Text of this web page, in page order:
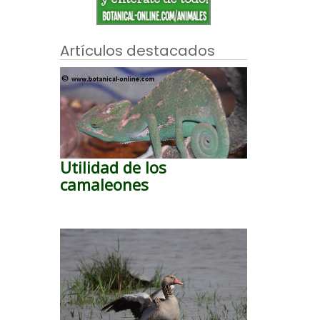
Artículos destacados
Utilidad de los
camaleones